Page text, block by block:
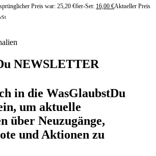
Preis war: 25,20 €6er-Set: 16,00 €Aktueller Preis
NEWSLETTER
in die WasGlaubstDu
um aktuelle
über Neuzugänge,
und Aktionen zu